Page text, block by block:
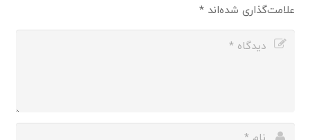
علامت‌گذاری شده‌اند*